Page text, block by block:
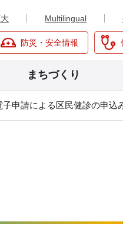
Multilingual
防災・安全情報
まちづくり
子申請による区民健診の申込